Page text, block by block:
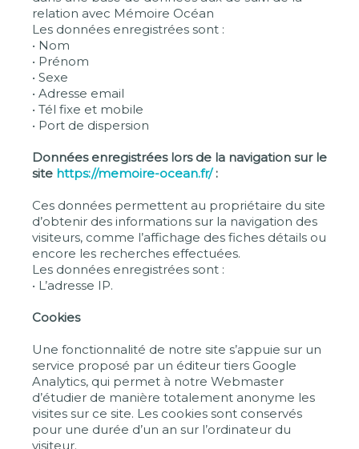
relation avec Mémoire Océan
Les données enregistrées sont :
• Nom
• Prénom
• Sexe
• Adresse email
• Tél fixe et mobile
• Port de dispersion
Données enregistrées lors de la navigation sur le
site https://memoire-ocean.fr/:
Ces données permettent au propriétaire du site
d’obtenir des informations sur la navigation des
visiteurs, comme l’affichage des fiches détails ou
encore les recherches effectuées.
Les données enregistrées sont :
• L’adresse IP.
Cookies
Une fonctionnalité de notre site s’appuie sur un
service proposé par un éditeur tiers Google
Analytics, qui permet à notre Webmaster
d’étudier de manière totalement anonyme les
visites sur ce site. Les cookies sont conservés
pour une durée d’un an sur l’ordinateur du
visiteur.